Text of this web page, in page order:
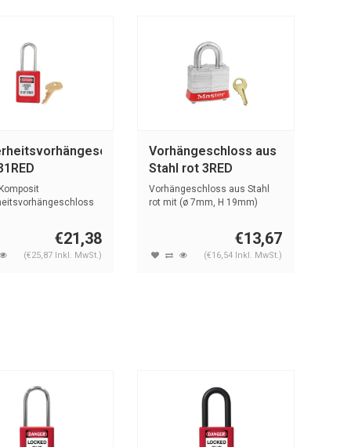
€21,38
(€25,87 Inkl. MwSt.)
Vorhängeschloss aus
Stahl rot 3RED
Vorhängeschloss aus Stahl
rot mit (ø 7mm, H 19mm)
€13,67
(€16,54 Inkl. MwSt.)